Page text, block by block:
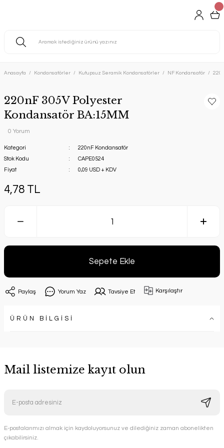
Anasayfa Kondansatörler Kutupsuz Seramik Kondansatörler NF Kondansatör
220nF 305V Polyester
Kondansatör BA:15MM
0 Yorum
Kategori
220nF Kondansatör
Stok Kodu
CAPE0524
Fiyat
0,09 USD + KDV
4,78 TL
Sepete Ekle
Paylaş Yorum Yaz Tavsiye Et Karşılaştır
ÜRÜN BİLGİSİ
Mail listemize kayıt olun
E-postalarımızı almak için kaydoluyorsunuz ve dilediğiniz zaman abonelikten
çıkabilirsiniz.